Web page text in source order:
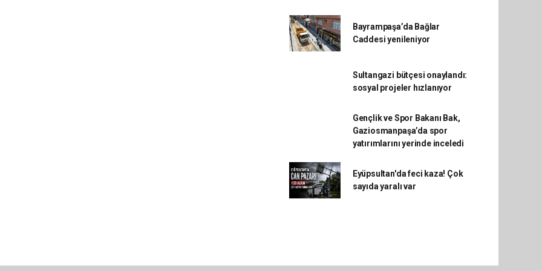
Bayrampaşa’da Bağlar
Caddesi yenileniyor
Sultangazi bütçesi onaylandı:
sosyal projeler hızlanıyor
Gençlik ve Spor Bakanı Bak,
Gaziosmanpaşa’da spor
yatırımlarını yerinde inceledi
Eyüpsultan'da feci kaza! Çok
sayıda yaralı var